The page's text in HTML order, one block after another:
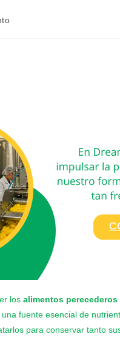
losalimentos perecederos
fuente esencial de
para conservar tanto